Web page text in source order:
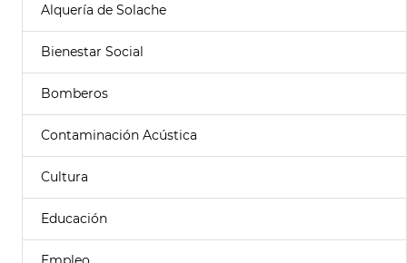
Alquería de Solache
Bienestar Social
Bomberos
Contaminación Acústica
Cultura
Educación